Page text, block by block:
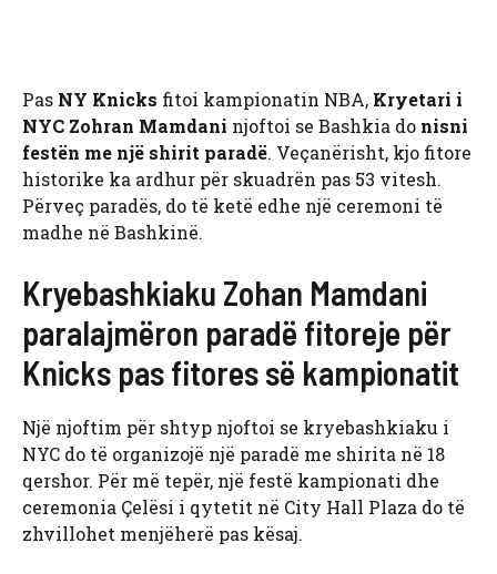
Pas NY Knicks fitoi kampionatin NBA, Kryetari i
NYC Zohran Mamdani njoftoi se Bashkia do nisni
festën me një shirit paradë. Veçanërisht, kjo fitore
historike ka ardhur për skuadrën pas 53 vitesh.
Përveç paradës, do të ketë edhe një ceremoni të
madhe në Bashkinë.
Kryebashkiaku Zohan Mamdani
paralajmëron paradë fitoreje për
Knicks pas fitores së kampionatit
Një njoftim për shtyp njoftoi se kryebashkiaku i
NYC do të organizojë një paradë me shirita në 18
qershor. Për më tepër, një festë kampionati dhe
ceremonia Çelësi i qytetit në City Hall Plaza do të
zhvillohet menjëherë pas kësaj.